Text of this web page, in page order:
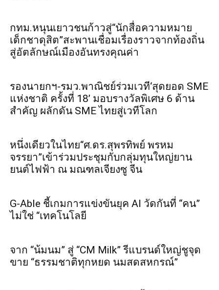
กทม.หนุนเยาวชนก้าวสู่“นักสื่อความหมาย
เด็กชาดุสิต”สะพานเชื่อมเรื่องราวจากท้องถิ่น
สู่อัตลักษณ์เมืองอันทรงคุณค่า
รองนายกฯ-รมว.พาณิชย์ร่วมเวที‘สุดยอด SME
แห่งชาติ ครั้งที่ 18’ มอบรางวัลพิเศษ 6 ด้าน
สำคัญ ผลักดัน SME ไทยสู่เวทีโลก
หนึ่งเดียวในไทย“ศ.ดร.สุพรทิพย์ พรหม
จรรยา”เข้าร่วมประชุมกับกลุ่มทุนใหญ่ยาน
ยนต์ไฟฟ้า ณ มณฑลเจียงซู จีน
G-Able ชี้เกมการแข่งขันยุค AI วัดกันที่ “คน”
ไม่ใช่ “เทคโนโลยี
จาก “น้มนม” สู่ “CM Milk” รีแบรนด์ใหญ่ชูจุด
ขาย “ธรรมชาติทุกหยด นมสดสหกรณ์”